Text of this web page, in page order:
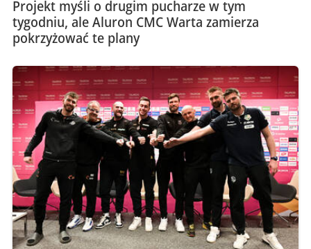
Projekt myśli o drugim pucharze w tym
tygodniu, ale Aluron CMC Warta zamierza
pokrzyżować te plany